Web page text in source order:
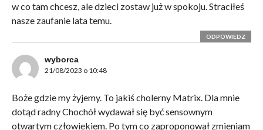
w co tam chcesz, ale dzieci zostaw już w spokoju. Straciłeś
nasze zaufanie lata temu.
ODPOWIEDZ
wyborca
21/08/2023 o 10:48
Boże gdzie my żyjemy. To jakiś cholerny Matrix. Dla mnie
dotąd radny Chochół wydawał się być sensownym
otwartym człowiekiem. Po tym co zaproponował zmieniam